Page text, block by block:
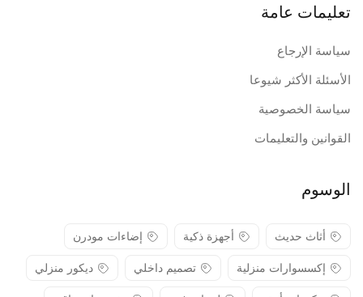
تعليمات عامة
سياسة الإرجاع
الأسئلة الأكثر شيوعا
سياسة الخصوصية
القوانين والتعليمات
الوسوم
أثاث حديث أجهزة ذكية
إضاءات مودرن
إكسسوارات منزلية
تصميم داخلي
ديكور منزلي